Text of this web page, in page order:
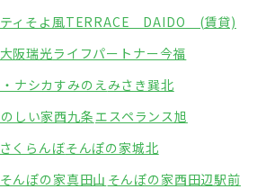
ィそよ風TERRACE DAIDO (賃貸)
阪瑞光ライフパートナー今福
ナシカすみのえみさき巽北
しい家西九条エスペランス旭
くらんぼそんぽの家城北
そんぽの家真田山 そんぽの家西田辺駅前